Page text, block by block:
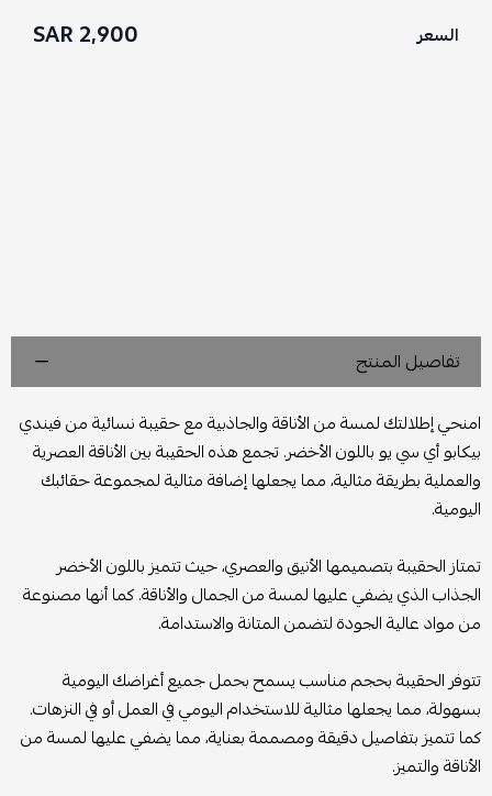
السعر 2,900 SAR
تفاصيل المنتج
امنحي إطلالتك لمسة من الأناقة والجاذبية مع حقيبة نسائية من فيندي
بيكابو أي سي يو باللون الأخضر. تجمع هذه الحقيبة بين الأناقة العصرية
والعملية بطريقة مثالية، مما يجعلها إضافة مثالية لمجموعة حقائبك
اليومية.
تمتاز الحقيبة بتصميمها الأنيق والعصري، حيث تتميز باللون الأخضر
الجذاب الذي يضفي عليها لمسة من الجمال والأناقة. كما أنها مصنوعة
من مواد عالية الجودة لتضمن المتانة والاستدامة.
تتوفر الحقيبة بحجم مناسب يسمح بحمل جميع أغراضك اليومية
بسهولة، مما يجعلها مثالية للاستخدام اليومي في العمل أو في النزهات.
كما تتميز بتفاصيل دقيقة ومصممة بعناية، مما يضفي عليها لمسة من
الأناقة والتميز.